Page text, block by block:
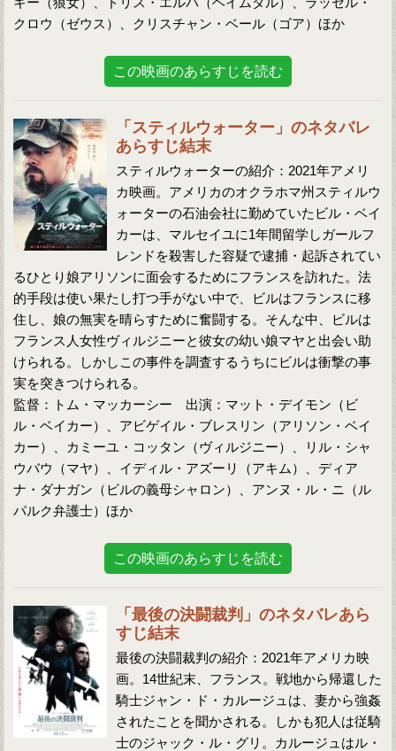
クロウ（ゼウス）、クリスチャン・ベール（ゴア）ほか
この映画のあらすじを読む
「スティルウォーター」のネタバレ
あらすじ結末
スティルウォーターの紹介：2021年アメリ
カ映画。アメリカのオクラホマ州スティルウ
ォーターの石油会社に勤めていたビル・ベイ
カーは、マルセイユに1年間留学しガールフ
レンドを殺害した容疑で逮捕・起訴されてい
るひとり娘アリソンに面会するためにフランスを訪れた。法
的手段は使い果たし打つ手がない中で、ビルはフランスに移
住し、娘の無実を晴らすために奮闘する。そんな中、ビルは
フランス人女性ヴィルジニーと彼女の幼い娘マヤと出会い助
けられる。しかしこの事件を調査するうちにビルは衝撃の事
実を突きつけられる。
監督：トム・マッカーシー 出演：マット・デイモン（ビ
ル・ベイカー）、アビゲイル・ブレスリン（アリソン・ベイ
カー）、カミーユ・コッタン（ヴィルジニー）、リル・シャ
ウバウ（マヤ）、イディル・アズーリ（アキム）、ディア
ナ・ダナガン（ビルの義母シャロン）、アンヌ・ル・ニ（ル
パルク弁護士）ほか
この映画のあらすじを読む
「最後の決闘裁判」のネタバレあら
すじ結末
最後の決闘裁判の紹介：2021年アメリカ映
画。14世紀末、フランス。戦地から帰還した
騎士ジャン・ド・カルージュは、妻から強姦
されたことを聞かされる。しかも犯人は従騎
士のジャック・ル・グリ。カルージュはル・